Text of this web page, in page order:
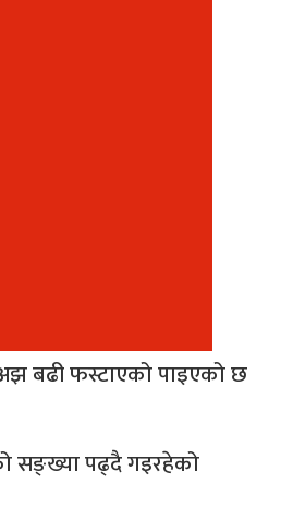
अझ बढी फस्टाएको पाइएको छ
सङ्ख्या पढ्दै गइरहेको